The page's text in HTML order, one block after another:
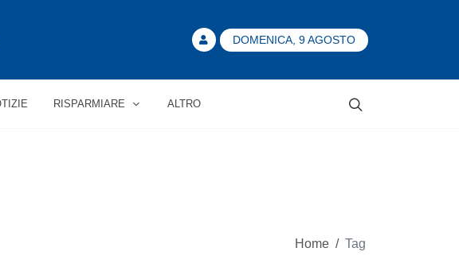
DOMENICA, 9 AGOSTO
RISPARMIARE ALTRO
Home / Tag